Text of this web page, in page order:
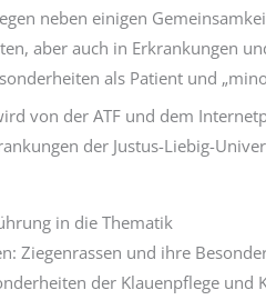
neben einigen
aber auch in Erkrankungen
als Patient und
von der ATF und dem
der Justus-Liebig-
in die Thematik
Ziegenrassen und ihre
der Klauenpflege und